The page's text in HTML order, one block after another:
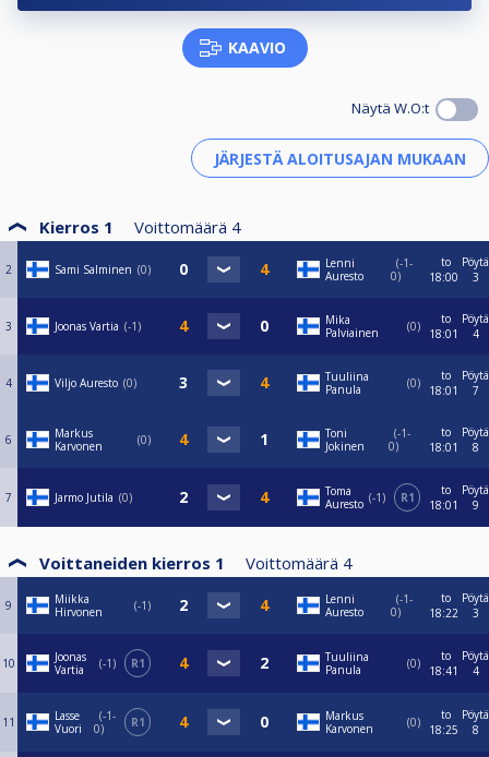
KAAVIO
Näytä W.O:t
Kierros 1 Voittomäärä 4
2 Sami Salminen 0
Lenni
Auresto
-1-
0
to
18:00
Pöytä
3
3 Joonas Vartia -1
Mika
Palviainen
0
to
18:01
Pöytä
4
4 Viljo Auresto 0
Tuuliina
Panula
0
to
18:01
Pöytä
7
6
Markus
Karvonen
0
Toni
Jokinen
-1-
0
to
18:01
Pöytä
8
7 Jarmo Jutila 0
Toma
Auresto -1 R1
to
18:01
Pöytä
9
Voittaneiden kierros 1 Voittomäärä 4
9
Miikka
Hirvonen
-1
Lenni
Auresto
-1-
0
to
18:22
Pöytä
3
10
Joonas
Vartia
-1 R1
Tuuliina
Panula
0
to
18:41
Pöytä
4
11
Lasse
Vuori
-1-
0
R1
Markus
Karvonen
0
to
18:25
Pöytä
8